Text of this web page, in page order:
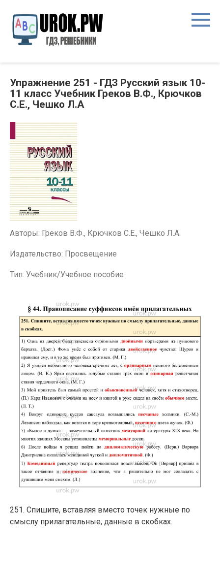
Упражнение 251 - ГДЗ Русский язык 10-
11 класс Учебник Греков В.Ф., Крючков
С.Е., Чешко Л.А
Авторы: Греков В.Ф., Крючков С.Е., Чешко Л.А.
Издательство: Просвещение
Тип: Учебник/Учебное пособие
251. Спишите, вставляя вместо точек нужные по
смыслу прилагательные, данные в скобках.